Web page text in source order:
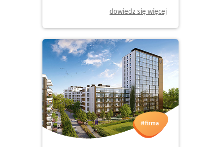
dowiedz się więcej